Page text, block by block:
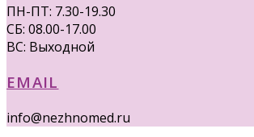
ПН-ПТ: 7.30-19.30
СБ: 08.00-17.00
ВС: Выходной
EMAIL
info@nezhnomed.ru